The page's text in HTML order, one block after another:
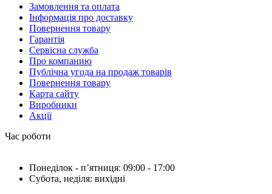
Замовлення та оплата
Інформація про доставку
Повернення товару
Гарантія
Сервісна служба
Про компанию
Публічна угода на продаж товарів
Повернення товару
Карта сайту
Виробники
Акції
Час роботи
Понеділок - пʼятниця: 09:00 - 17:00
Субота, неділя: вихідні